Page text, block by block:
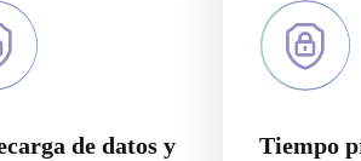
de datos y
Tiempo